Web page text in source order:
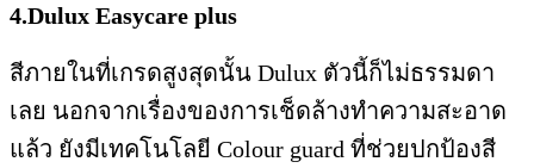
4.Dulux Easycare plus
สีภายในที่เกรดสูงสุดนั้น Dulux ตัวนี้ก็ไม่ธรรมดา
เลย นอกจากเรื่องของการเช็ดล้างทำความสะอาด
แล้ว ยังมีเทคโนโลยี Colour guard ที่ช่วยปกป้องสี